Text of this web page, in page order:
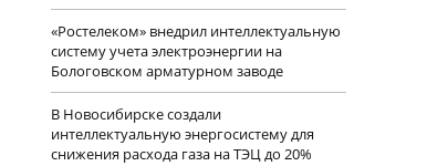
«Ростелеком» внедрил интеллектуальную
систему учета электроэнергии на
Бологовском арматурном заводе
В Новосибирске создали
интеллектуальную энергосистему для
снижения расхода газа на ТЭЦ до 20%